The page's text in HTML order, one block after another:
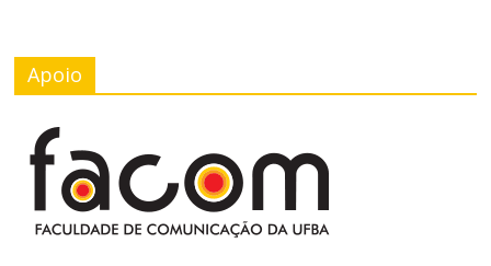
Apoio